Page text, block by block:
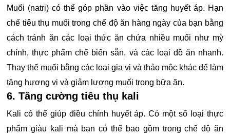
Muối (natri) có thể góp phần vào việc tăng huyết áp. Hạn
chế tiêu thụ muối trong chế độ ăn hàng ngày của bạn bằng
cách tránh ăn các loại thức ăn chứa nhiều muối như mỳ
chính, thực phẩm chế biến sẵn, và các loại đồ ăn nhanh.
Thay thế muối bằng các loại gia vị và thảo mộc khác để làm
tăng hương vị và giảm lượng muối trong bữa ăn.
6. Tăng cường tiêu thụ kali
Kali có thể giúp điều chỉnh huyết áp. Có một số loại thực
phẩm giàu kali mà bạn có thể bao gồm trong chế độ ăn